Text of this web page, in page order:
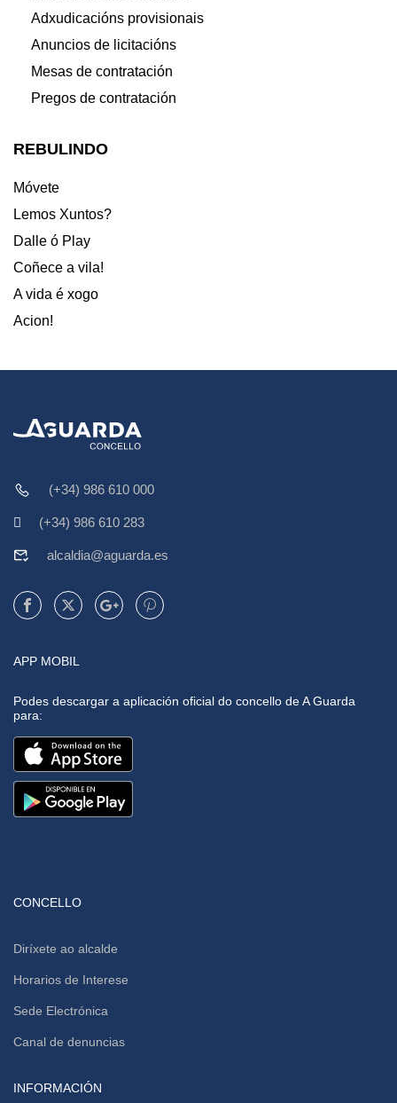
Adxudicacións provisionais
Anuncios de licitacións
Mesas de contratación
Pregos de contratación
REBULINDO
Móvete
Lemos Xuntos?
Dalle ó Play
Coñece a vila!
A vida é xogo
Acion!
(+34) 986 610 000
(+34) 986 610 283
alcaldia@aguarda.es
APP MOBIL
Podes descargar a aplicación oficial do concello de A Guarda
para:
CONCELLO
Diríxete ao alcalde
Horarios de Interese
Sede Electrónica
Canal de denuncias
INFORMACIÓN